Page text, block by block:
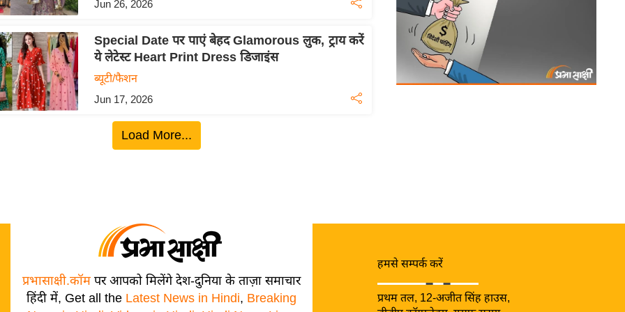
Jun 26, 2026
Special Date पर पाएं बेहद Glamorous लुक, ट्राय करें
ये लेटेस्ट Heart Print Dress डिजाइंस
ब्यूटी/फैशन
Jun 17, 2026
Load More...
प्रभासाक्षी.कॉमपर आपको मिलेंगे देश-दुनिया के ताज़ा समाचार
हिंदी में, Get all the Latest News in Hindi, Breaking
हमसे सम्पर्क करें
प्रथम तल, 12-अजीत सिंह हाउस,